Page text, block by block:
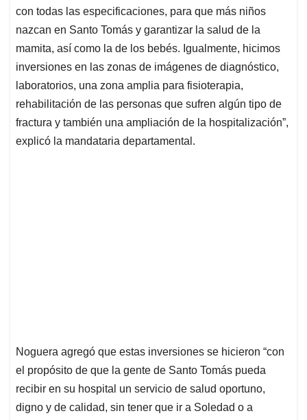
con todas las especificaciones, para que más niños
nazcan en Santo Tomás y garantizar la salud de la
mamita, así como la de los bebés. Igualmente, hicimos
inversiones en las zonas de imágenes de diagnóstico,
laboratorios, una zona amplia para fisioterapia,
rehabilitación de las personas que sufren algún tipo de
fractura y también una ampliación de la hospitalización”,
explicó la mandataria departamental.
Noguera agregó que estas inversiones se hicieron “con
el propósito de que la gente de Santo Tomás pueda
recibir en su hospital un servicio de salud oportuno,
digno y de calidad, sin tener que ir a Soledad o a